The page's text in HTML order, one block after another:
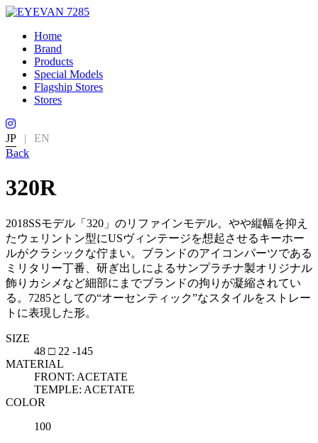
Home
Brand
Products
Special Models
Flagship Stores
Stores
JP |
EN
Back
320R
2018SSモデル「320」のリファインモデル。やや縦幅を抑え
たウェリントン型にUSヴィンテージを想起させるキーホー
ルがクラシックな佇まい。ブランドのアイコンパーツである
ミリタリー丁番、研ぎ出しによるサンプラチナ製オリジナル
飾りカシメなど細部にまでブランドの拘りが凝縮されてい
る。7285としての“オーセンティック”なスタイルをストレー
トに表現した形。
SIZE
48 □ 22 -145
MATERIAL
FRONT: ACETATE
TEMPLE: ACETATE
COLOR
100